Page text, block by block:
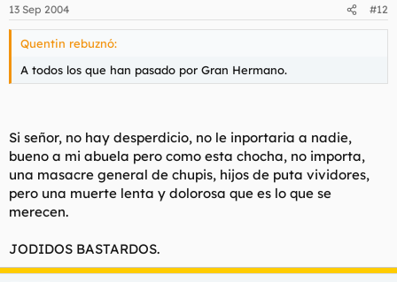
13 Sep 2004 #12
Quentin rebuznó:
A todos los que han pasado por Gran Hermano.
Si señor, no hay desperdicio, no le inportaria a nadie,
bueno a mi abuela pero como esta chocha, no importa,
una masacre general de chupis, hijos de puta vividores,
pero una muerte lenta y dolorosa que es lo que se
merecen.
JODIDOS BASTARDOS.